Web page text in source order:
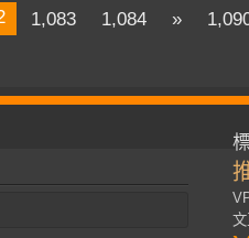
1,083 1,084 »